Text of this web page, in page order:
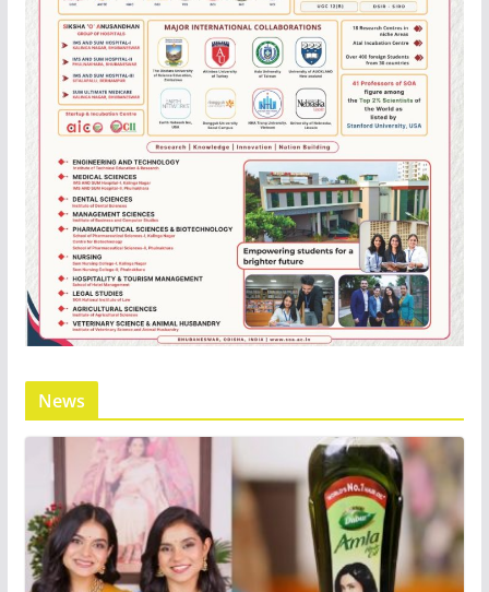
News